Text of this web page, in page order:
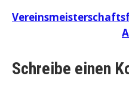
Schreibe einen